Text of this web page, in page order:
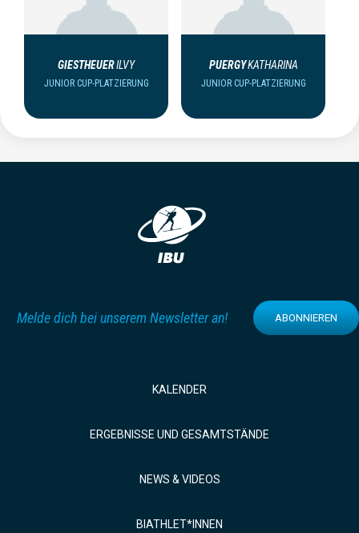
GIESTHEUERILVY
JUNIOR CUP-PLATZIERUNG
PUERGYKATHARINA
JUNIOR CUP-PLATZIERUNG
Melde dich bei unserem Newsletter an! ABONNIEREN
KALENDER
ERGEBNISSE UND GESAMTSTÄNDE
NEWS & VIDEOS
BIATHLET*INNEN